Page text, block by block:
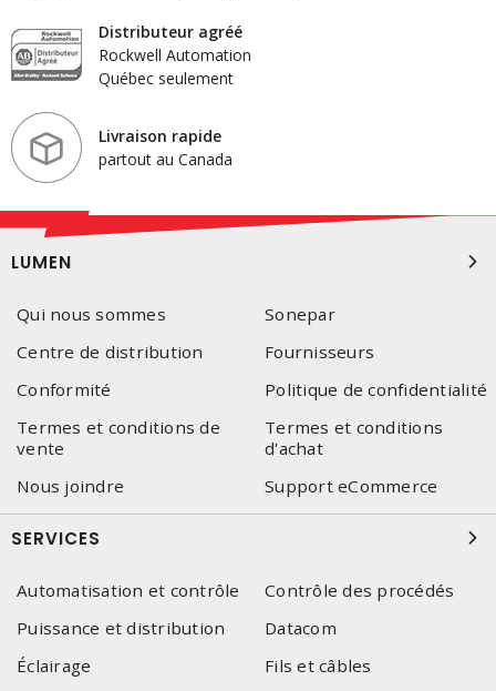
Distributeur agréé
Rockwell Automation
Québec seulement
Livraison rapide
partout au Canada
LUMEN
Qui nous sommes
Sonepar
Centre de distribution
Fournisseurs
Conformité
Politique de confidentialité
Termes et conditions de
vente
Termes et conditions
d'achat
Nous joindre
Support eCommerce
SERVICES
Automatisation et contrôle
Contrôle des procédés
Puissance et distribution
Datacom
Éclairage
Fils et câbles